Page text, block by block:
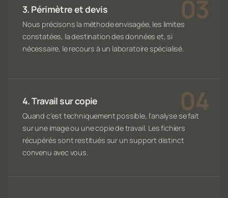
3. Périmètre et devis
Nous précisons la méthode envisagée, les limites
constatées, la destination des données et, si
nécessaire, le recours à un laboratoire spécialisé.
4. Travail sur copie
Quand c'est techniquement possible, l'analyse se fait
sur une image ou une copie de travail. Les fichiers
récupérés sont restitués sur un support distinct
convenu avec vous.